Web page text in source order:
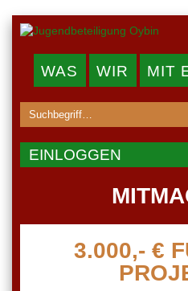
WAS WIR MIT
EINLOGGEN
3.000,- €